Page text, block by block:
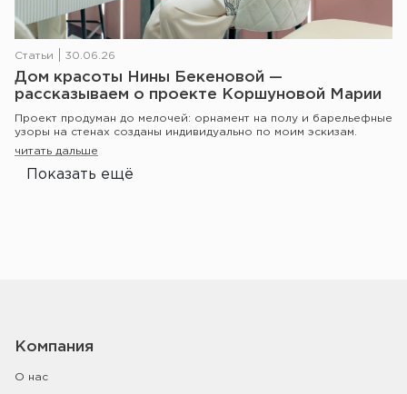
Статьи 30.06.26
Дом красоты Нины Бекеновой —
рассказываем о проекте Коршуновой Марии
Проект продуман до мелочей: орнамент на полу и барельефные
узоры на стенах созданы индивидуально по моим эскизам.
читать дальше
Показать ещё
Компания
О нас